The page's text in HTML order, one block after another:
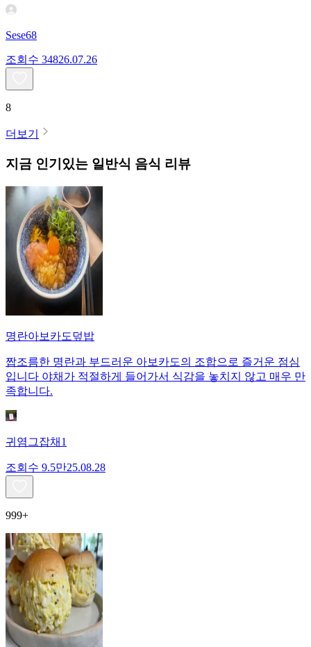
Sese68
조회수 34826.07.26
8
더보기
지금 인기있는 일반식 음식 리뷰
명란아보카도덮밥
짭조름한 명란과 부드러운 아보카도의 조합으로 즐거운 점심
입니다 야채가 적절하게 들어가서 식감을 놓치지 않고 매우 만
족합니다.
귀염그잡채1
조회수 9.5만25.08.28
999+